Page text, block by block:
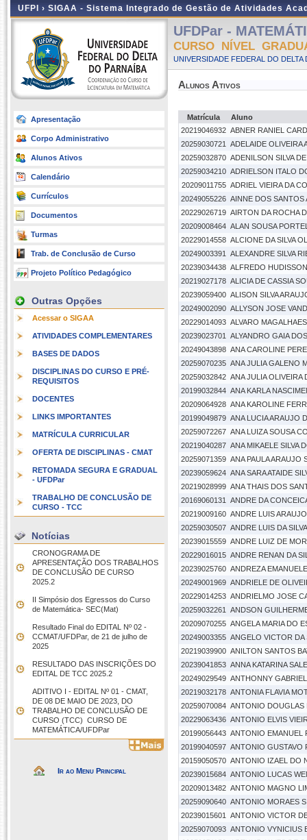
UFPI › SIGAA - Sistema Integrado de Gestão de Atividades
Apresentação
Corpo Administrativo
Alunos Ativos
Calendário
Currículos
Documentos
Turmas
Trab. de Conclusão de Curso
Projeto Político Pedagógico
Outras Opções
Acessar o SIGAA
ATIVIDADES COMPLEMENTARES
BASES DE DADOS
DISCIPLINAS DO CURSO E PRÉ-
REQUISITOS
DOCENTES
LINKS IMPORTANTES
MATRÍCULA CURRICULAR
OFERTA DE DISCIPLINAS - CMAT
RETOMADA SEGURA E GRADUAL
- UFDPar
TRABALHO DE CONCLUSÃO DE
CURSO - TCC
Notícias
CRONOGRAMA DE
APRESENTAÇÃO DOS TRABALHOS
DE CONCLUSÃO DE CURSO 
2025.2
II Simpósio dos Egressos do Curso
de Matemática- SEC(Mat)
Resultado Final do EDITAL Nº 02 -
CCMAT/UFDPar, de 21 de julho de
2025
RESULTADO DAS INSCRIÇÕES DO
EDITAL DE TCC 2025.2
ADITIVO I - EDITAL Nº 01 - CMAT,
DE 08 DE MAIO DE 2023, DO
TRABALHO DE CONCLUSÃO DE
CURSO (TCC)  CURSO DE
MATEMÁTICA/UFDPar
Ir ao Menu Principal
UFDPar -
CURSO NÍVEL
UNIVERSIDADE FEDERAL DO DELTA
Alunos Ativos
Matrícula
Aluno
20219046932 ABNER RANIEL
20259030721
ADELAIDE OLIVEIRA
20259032870 ADENILSON SILVA
20259034210 ADRIELSON ITALO
20209011755 ADRIEL VIEIRA DA
20249055226 AINNE DOS SANTOS
20229026719 AIRTON DA ROCHA
20209008464 ALAN SOUSA
20229014558 ALCIONE DA SILVA
20249003391
ALEXANDRE SILVA
20239034438 ALFREDO
20219027178 ALICIA DE CASSIA
20239059400 ALISON SILVA
20249002090 ALLYSON JOSE
20229014093 ALVARO
20239023701
ALYANDRO GAIA
20249043898 ANA CAROLINE
20259070235 ANA JULIA GALENO
20259032842 ANA JULIA OLIVEIRA
20199032844 ANA KARLA
20209064928 ANA KAROLINE
20199049879 ANA LUCIA ARAUJO
20259072267 ANA LUIZA SOUSA
20219040287 ANA MIKAELE SILVA
20259071359 ANA PAULA ARAUJO
20239059624 ANA SARA ATAIDE
20219028999 ANA THAIS DOS
20169060131
ANDRE DA
20219009160 ANDRE LUIS
20259030507 ANDRE LUIS DA
20239015559 ANDRE LUIZ DE
20229016015 ANDRE RENAN DA
20239025760 ANDREZA
20249001969 ANDRIELE DE
20229014253 ANDRIELMO JOSE
20259032261
ANDSON
20209070255 ANGELA MARIA DO
20249003355 ANGELO VICTOR DA
20219039900 ANILTON SANTOS
20239041853 ANNA KATARINA
20249029549 ANTHONNY GABRIEL
20219032178 ANTONIA FLAVIA
20259070084 ANTONIO DOUGLAS
20229063436 ANTONIO ELVIS
20199056443 ANTONIO EMANUEL
20199040597 ANTONIO GUSTAVO
20159050570 ANTONIO IZAEL DO
20239015684 ANTONIO LUCAS
20209013482 ANTONIO MAGNO
20259090640 ANTONIO MORAES
20239015601
ANTONIO VICTOR
20259070093 ANTONIO VYNICIUS